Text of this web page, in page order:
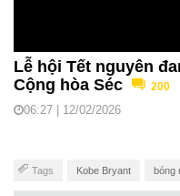
Lễ hội Tết nguyên
Cộng hòa Séc
200
06:27 | 12/02/2026
Tags Kobe Bryant bóng